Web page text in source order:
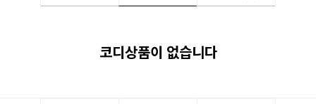
코디상품이 없습니다